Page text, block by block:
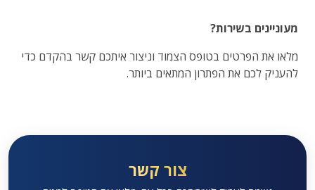
מעוניינים בשירות?
מלאו את הפרטים בטופס הצמוד וניצור איתכם קשר בהקדם כדי
להעניק לכם את הפתרון המתאים ביותר.
צור קשר